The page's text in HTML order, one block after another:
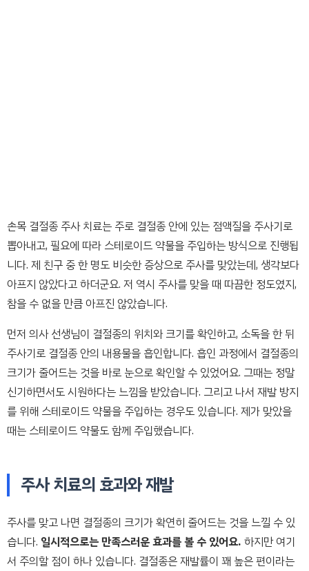
손목 결절종 주사 치료는 주로 결절종 안에 있는 점액질을 주사기로
뽑아내고, 필요에 따라 스테로이드 약물을 주입하는 방식으로 진행됩
니다. 제 친구 중 한 명도 비슷한 증상으로 주사를 맞았는데, 생각보다
아프지 않았다고 하더군요. 저 역시 주사를 맞을 때 따끔한 정도였지,
참을 수 없을 만큼 아프진 않았습니다.
먼저 의사 선생님이 결절종의 위치와 크기를 확인하고, 소독을 한 뒤
주사기로 결절종 안의 내용물을 흡인합니다. 흡인 과정에서 결절종의
크기가 줄어드는 것을 바로 눈으로 확인할 수 있었어요. 그때는 정말
신기하면서도 시원하다는 느낌을 받았습니다. 그리고 나서 재발 방지
를 위해 스테로이드 약물을 주입하는 경우도 있습니다. 제가 맞았을
때는 스테로이드 약물도 함께 주입했습니다.
주사 치료의 효과와 재발
주사를 맞고 나면 결절종의 크기가 확연히 줄어드는 것을 느낄 수 있
습니다. 일시적으로는 만족스러운 효과를 볼 수 있어요. 하지만 여기
서 주의할 점이 하나 있습니다. 결절종은 재발률이 꽤 높은 편이라는